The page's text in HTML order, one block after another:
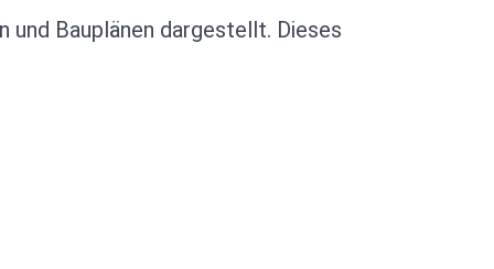
und Bauplänen dargestellt. Dieses